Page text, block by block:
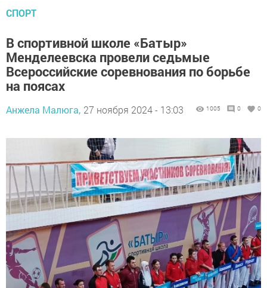
СПОРТ
В спортивной школе «Батыр»
Менделеевска провели седьмые
Всероссийские соревнования по борьбе
на поясах
Анжела Малюга, 27 ноября 2024 - 13:03 1005 0 0